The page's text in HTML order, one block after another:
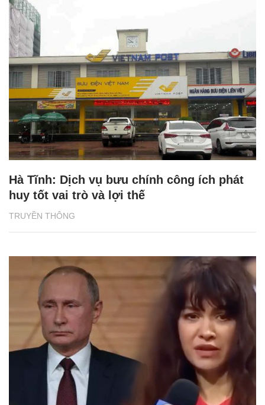
TRUYỀN THÔNG
Hà Tĩnh: Dịch vụ bưu chính công ích phát
huy tốt vai trò và lợi thế